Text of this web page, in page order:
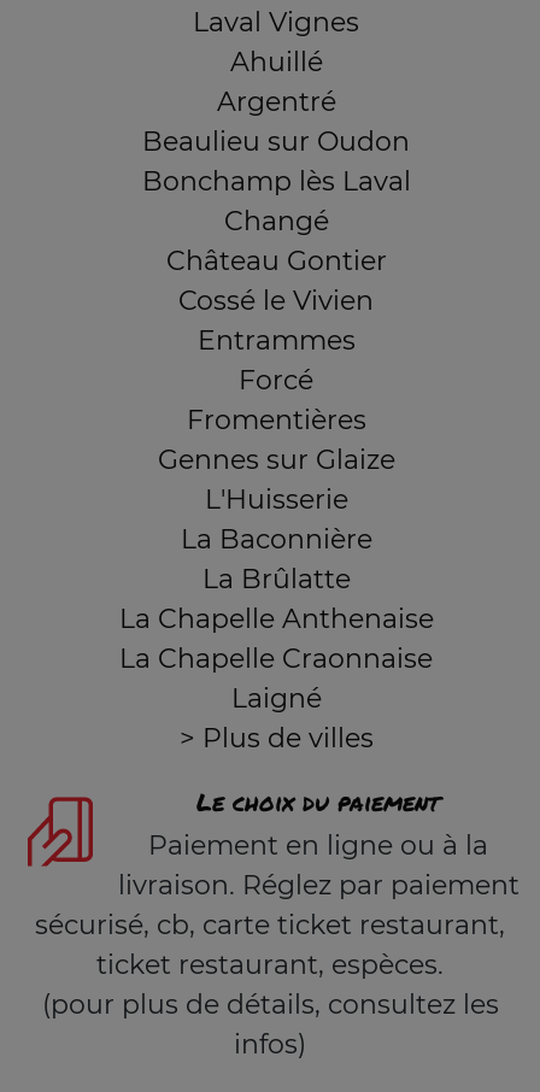
Laval Vignes
Ahuillé
Argentré
Beaulieu sur Oudon
Bonchamp lès Laval
Changé
Château Gontier
Cossé le Vivien
Entrammes
Forcé
Fromentières
Gennes sur Glaize
L'Huisserie
La Baconnière
La Brûlatte
La Chapelle Anthenaise
La Chapelle Craonnaise
Laigné
> Plus de villes
Le choix du paiement
Paiement en ligne ou à la
livraison. Réglez par paiement
sécurisé, cb, carte ticket restaurant,
ticket restaurant, espèces.
(pour plus de détails, consultez les
infos)